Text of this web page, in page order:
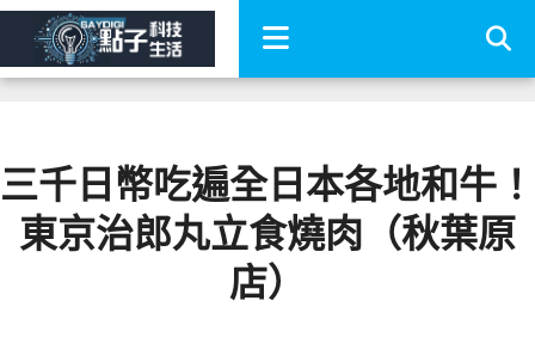
三千日幣吃遍全日本各地和牛！
東京治郎丸立食燒肉（秋葉原
店）